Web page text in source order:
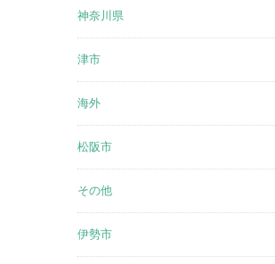
神奈川県
津市
海外
松阪市
その他
伊勢市